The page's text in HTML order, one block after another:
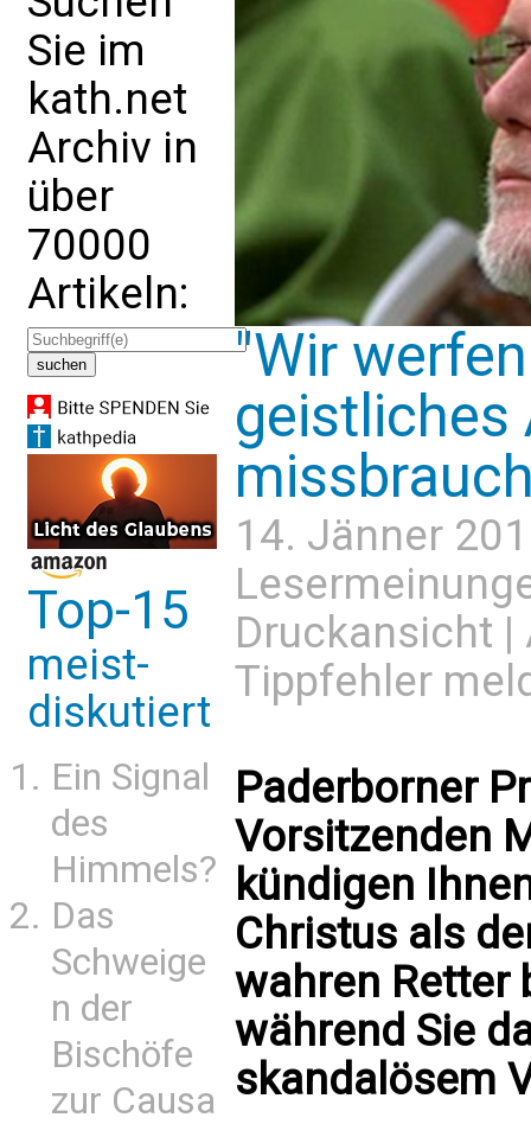
Sie im
kath.net
Archiv in
über
70000
Artikeln:
Top-15
meist-
diskutiert
Ein Signal
des
Himmels?
Das
Schweige
n der
Bischöfe
zur Causa
"Wir
geistliches
14. Jänner
Druckansicht |
Tippfehler
Paderborner
Vorsitzenden
kündigen
Christus als
wahren Retter
während Sie
skandalösem